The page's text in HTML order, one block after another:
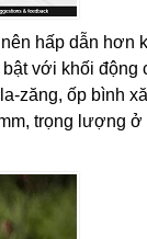
hấp dẫn hơn
bật với khối động
zăng, ốp bình
trọng lượng